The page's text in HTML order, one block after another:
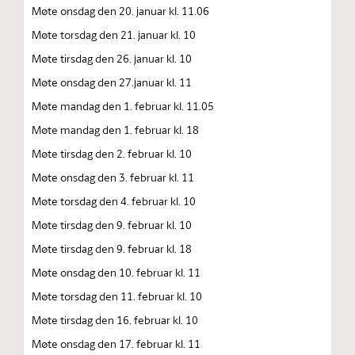
Møte onsdag den 20. januar kl. 11.06
Møte torsdag den 21. januar kl. 10
Møte tirsdag den 26. januar kl. 10
Møte onsdag den 27.januar kl. 11
Møte mandag den 1. februar kl. 11.05
Møte mandag den 1. februar kl. 18
Møte tirsdag den 2. februar kl. 10
Møte onsdag den 3. februar kl. 11
Møte torsdag den 4. februar kl. 10
Møte tirsdag den 9. februar kl. 10
Møte tirsdag den 9. februar kl. 18
Møte onsdag den 10. februar kl. 11
Møte torsdag den 11. februar kl. 10
Møte tirsdag den 16. februar kl. 10
Møte onsdag den 17. februar kl. 11